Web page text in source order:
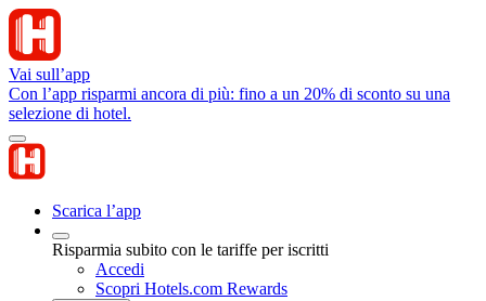
Vai sull’app
Con l’app risparmi ancora di più: fino a un 20% di sconto su una
selezione di hotel.
Scarica l’app
Risparmia subito con le tariffe per iscritti
Accedi
Scopri Hotels.com Rewards